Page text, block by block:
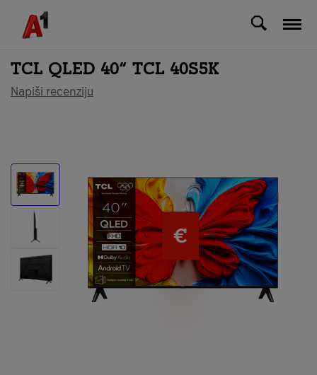
Svi uređaji
TCL QLED 40“ TCL 40S5K
Napiši recenziju
€